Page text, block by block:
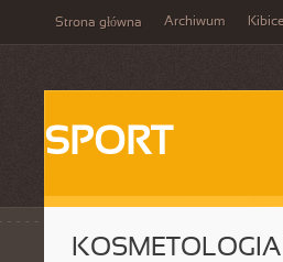
Strona główna Archiwum Kibice
SPORT